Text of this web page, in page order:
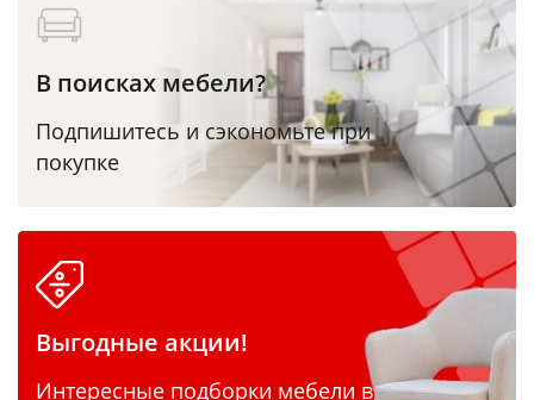
В поисках мебели?
Подпишитесь и сэкономьте при
покупке
Выгодные акции!
Интересные подборки мебели в